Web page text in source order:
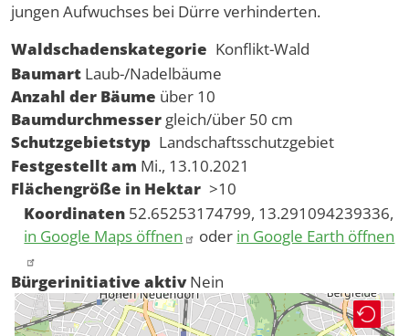
jungen Aufwuchses bei Dürre verhinderten.
Waldschadenskategorie Konflikt-Wald
Baumart Laub-/Nadelbäume
Anzahl der Bäume über 10
Baumdurchmesser gleich/über 50 cm
Schutzgebietstyp Landschaftsschutzgebiet
Festgestellt am Mi., 13.10.2021
Flächengröße in Hektar >10
Koordinaten 52.65253174799, 13.291094239336,
in Google Maps öffnen
oder in Google Earth öffnen
Bürgerinitiative aktiv Nein